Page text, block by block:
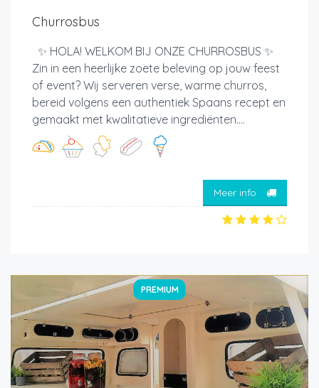
Churrosbus
✨ HOLA! WELKOM BIJ ONZE CHURROSBUS ✨
Zin in een heerlijke zoete beleving op jouw feest
of event? Wij serveren verse, warme churros,
bereid volgens een authentiek Spaans recept en
gemaakt met kwalitatieve ingrediënten....
Meer info
PREMIUM